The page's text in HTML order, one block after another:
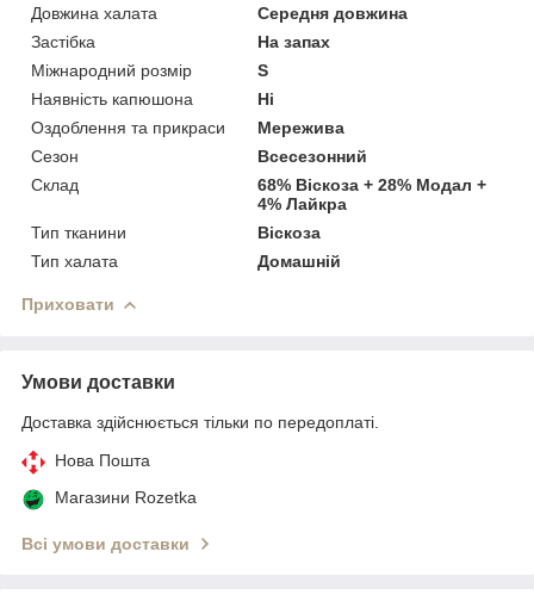
Довжина халата
Середня довжина
Застібка
На запах
Міжнародний розмір
S
Наявність капюшона
Ні
Оздоблення та прикраси
Мережива
Сезон
Всесезонний
Склад
68% Віскоза + 28% Модал +
4% Лайкра
Тип тканини
Віскоза
Тип халата
Домашній
Приховати
Умови доставки
Доставка здійснюється тільки по передоплаті.
Нова Пошта
Магазини Rozetka
Всі умови доставки